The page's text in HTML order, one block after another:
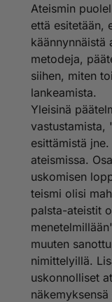
Ateismin
että esitetään,
käännynnäistä
metodeja,
siihen, miten
lankeamista.
Yleisinä
vastustamista,
esittämistä
ateismissa.
uskomisen
teismi olisi
palsta-ateistit
muuten
nimittelyillä.
uskonnolliset